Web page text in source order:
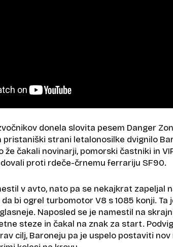
donela slovita pesem Danger
pristaniški strani letalonosilke dvignilo
že čakali novinarji, pomorski častniki in
proti rdeče-črnemu ferrariju SF90.
v avto, nato pa se nekajkrat zapeljal
bi ogrel turbomotor V8 s 1085 konji. Ta
Naposled se je namestil na
steze in čakal na znak za start.
cilj, Baroneju pa je uspelo postaviti